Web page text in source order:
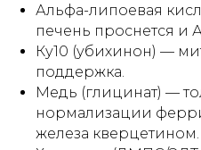
Альфа-липоевая
печень проснется и
Ку10 (убихинон) —
поддержка.
Медь (глицинат) —
нормализации
железа кверцетином.